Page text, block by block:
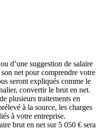
d’une suggestion de salaire
net pour comprendre votre
seront expliqués comme le
convertir le brut en net.
plusieurs traitements en
à la source, les charges
à votre entreprise.
brut en net sur 5 050 € sera